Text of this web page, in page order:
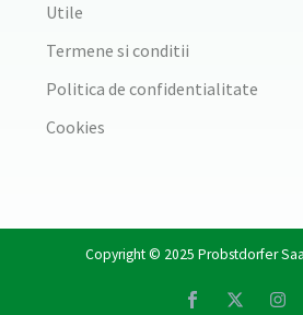
Utile
Termene si conditii
Politica de confidentialitate
Cookies
Copyright © 2025 Probstdorfer